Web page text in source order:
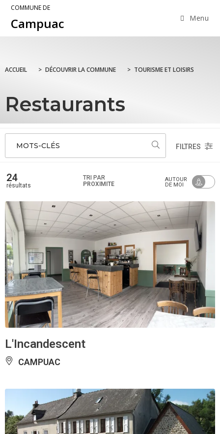
COMMUNE DE
Campuac Menu
ACCUEIL > DÉCOUVRIR LA COMMUNE > TOURISME ET LOISIRS
Restaurants
MOTS-CLÉS FILTRES
24
résultats
TRI PAR
PROXIMITÉ
AUTOUR
DE MOI
L'Incandescent
CAMPUAC